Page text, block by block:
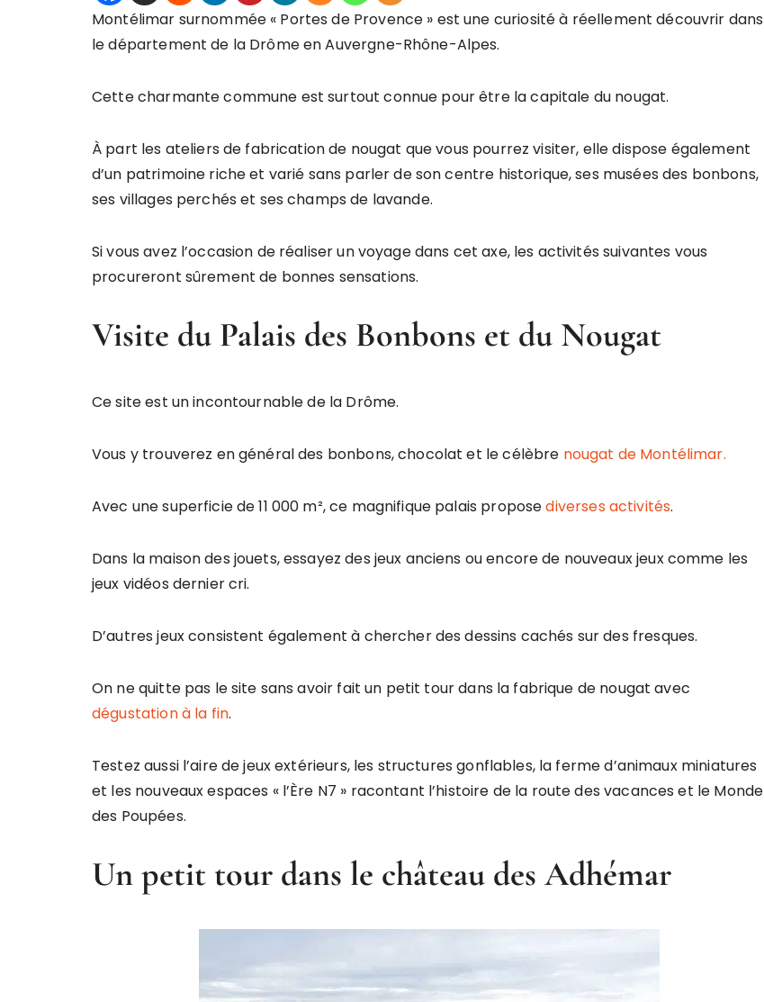
Montélimar surnommée « Portes de Provence » est une curiosité à réellement découvrir dans
le département de la Drôme en Auvergne-Rhône-Alpes.
Cette charmante commune est surtout connue pour être la capitale du nougat.
À part les ateliers de fabrication de nougat que vous pourrez visiter, elle dispose également
d’un patrimoine riche et varié sans parler de son centre historique, ses musées des bonbons,
ses villages perchés et ses champs de lavande.
Si vous avez l’occasion de réaliser un voyage dans cet axe, les activités suivantes vous
procureront sûrement de bonnes sensations.
Visite du Palais des Bonbons et du Nougat
Ce site est un incontournable de la Drôme.
Vous y trouverez en général des bonbons, chocolat et le célèbre nougat de Montélimar.
Avec une superficie de 11 000 m², ce magnifique palais proposediverses activités.
Dans la maison des jouets, essayez des jeux anciens ou encore de nouveaux jeux comme les
jeux vidéos dernier cri.
D’autres jeux consistent également à chercher des dessins cachés sur des fresques.
On ne quitte pas le site sans avoir fait un petit tour dans la fabrique de nougat avec
dégustation à la fin.
Testez aussi l’aire de jeux extérieurs, les structures gonflables, la ferme d’animaux miniatures
et les nouveaux espaces « l’Ère N7 » racontant l’histoire de la route des vacances et le Monde
des Poupées.
Un petit tour dans le château des Adhémar